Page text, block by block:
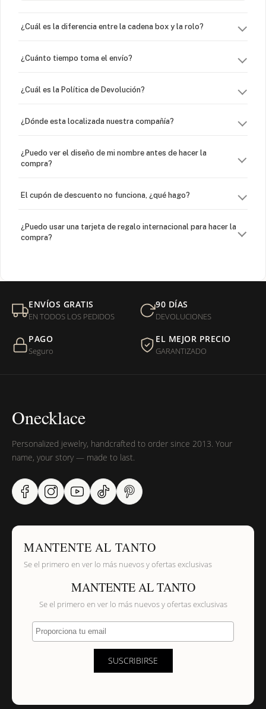
¿Cuál es la diferencia entre la cadena box y la rolo?
¿Cuánto tiempo toma el envío?
¿Cuál es la Política de Devolución?
¿Dónde esta localizada nuestra compañía?
¿Puedo ver el diseño de mi nombre antes de hacer la
compra?
El cupón de descuento no funciona, ¿qué hago?
¿Puedo usar una tarjeta de regalo internacional para hacer la
compra?
Mi orden fue devuelta por USPS, ¿qué hago para que sea
entregada?
¿Sus productos son libres de níquel?
ENVÍOS GRATIS
EN TODOS LOS PEDIDOS
90 DÍAS
DEVOLUCIONES
PAGO
Seguro
EL MEJOR PRECIO
GARANTIZADO
Onecklace
Personalized jewelry, handcrafted to order since 2013. Your
name, your story — made to last.
MANTENTE AL TANTO
Se el primero en ver lo más nuevos y ofertas exclusivas
MANTENTE AL TANTO
Se el primero en ver lo más nuevos y ofertas exclusivas
Proporciona tu email
SUSCRIBIRSE